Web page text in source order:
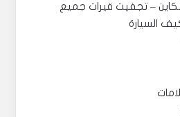
– تجفيت قيرات جميع
السيارة